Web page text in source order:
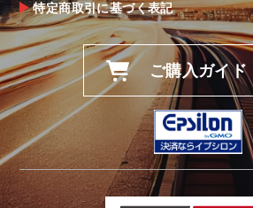
特定商取引に基づく表記
ご購入ガイド